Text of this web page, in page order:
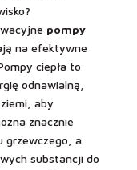
pompy
na efektywne
ciepła to
odnawialną,
aby
znacznie
grzewczego, a
substancji do